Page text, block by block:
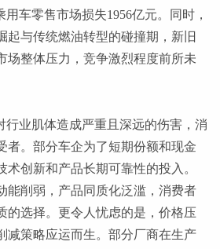
用车零售市场损失1956亿元。同时，
起与传统燃油转型的碰撞期，新旧
场整体压力，竞争激烈程度前所未
行业肌体造成严重且深远的伤害，消
者。部分车企为了短期份额和现金
术创新和产品长期可靠性的投入。
能削弱，产品同质化泛滥，消费者
的选择。更令人忧虑的是，价格压
减策略应运而生。部分厂商在生产